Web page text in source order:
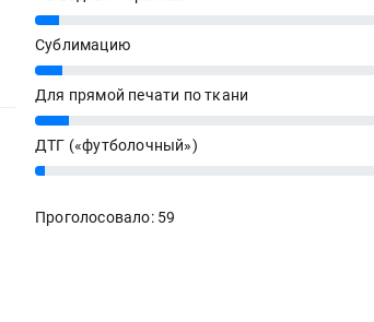
7%
Сублимацию
8%
Для прямой печати по ткани
10%
ДТГ («футболочный»)
3%
Проголосовало: 59